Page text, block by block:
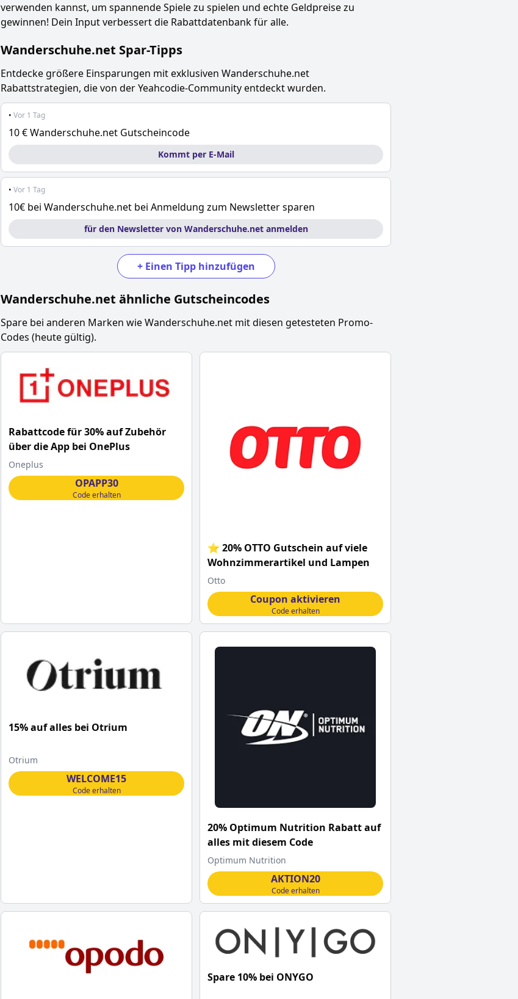
verwenden kannst, um spannende Spiele zu spielen und echte Geldpreise zu
gewinnen! Dein Input verbessert die Rabattdatenbank für alle.
Wanderschuhe.net Spar-Tipps
Entdecke größere Einsparungen mit exklusiven Wanderschuhe.net
Rabattstrategien, die von der Yeahcodie-Community entdeckt wurden.
• Vor 1 Tag
10 € Wanderschuhe.net Gutscheincode
Kommt per E-Mail
• Vor 1 Tag
10€ bei Wanderschuhe.net bei Anmeldung zum Newsletter sparen
für den Newsletter von Wanderschuhe.net anmelden
+ Einen Tipp hinzufügen
Wanderschuhe.net ähnliche Gutscheincodes
Spare bei anderen Marken wieWanderschuhe.net mit diesen getesteten Promo-
Codes (heute gültig).
Rabattcode für 30% auf Zubehör
über die App bei OnePlus
Oneplus
OPAPP30
Code erhalten
⭐ 20% OTTO Gutschein auf viele
Wohnzimmerartikel und Lampen
Otto
Coupon aktivieren
Code erhalten
15% auf alles bei Otrium
Otrium
WELCOME15
Code erhalten
20% Optimum Nutrition Rabatt auf
alles mit diesem Code
Optimum Nutrition
AKTION20
Code erhalten
Spare 10% bei ONYGO